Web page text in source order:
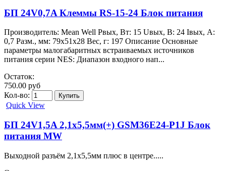
БП 24V0,7A Клеммы RS-15-24 Блок питания
Производитель: Mean Well Pвых, Вт: 15 Uвых, В: 24 Iвых, А:
0,7 Разм., мм: 79x51x28 Вес, г: 197 Описание Основные
параметры малогабаритных встраиваемых источников
питания серии NES: Диапазон входного нап...
Остаток:
750.00 руб
Кол-во:
Quick View
БП 24V1,5A 2,1х5,5мм(+) GSM36E24-P1J Блок
питания MW
Выходной разъём 2,1х5,5мм плюс в центре.....